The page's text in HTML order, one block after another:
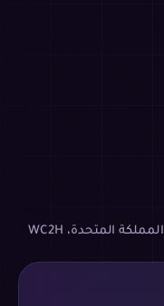
٧١-٧٥ شارع شيلتون، كوفنت جاردن، لندن، المملكة المتحدة، WC2H